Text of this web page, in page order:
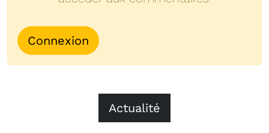
Connexion
Actualité